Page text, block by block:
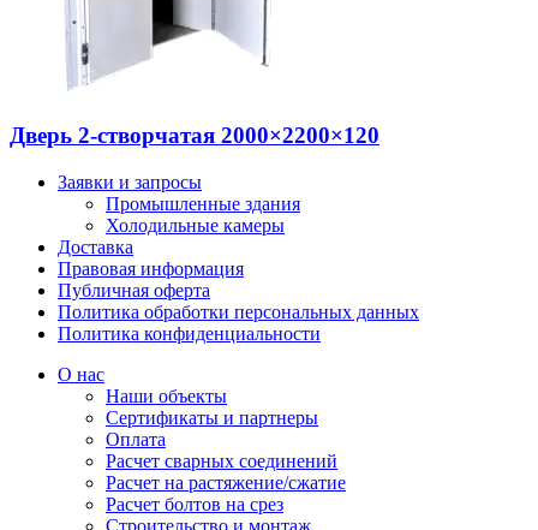
Дверь 2-створчатая 2000×2200×120
Заявки и запросы
Промышленные здания
Холодильные камеры
Доставка
Правовая информация
Публичная оферта
Политика обработки персональных данных
Политика конфиденциальности
О нас
Наши объекты
Сертификаты и партнеры
Оплата
Расчет сварных соединений
Расчет на растяжение/сжатие
Расчет болтов на срез
Строительство и монтаж